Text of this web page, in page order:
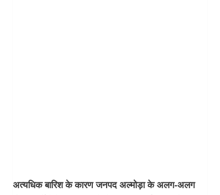
अत्यधिक बारिश के कारण जनपद अल्मोड़ा के अलग-अलग